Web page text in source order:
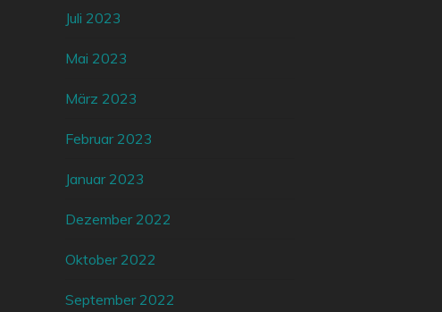
Juli 2023
Mai 2023
März 2023
Februar 2023
Januar 2023
Dezember 2022
Oktober 2022
September 2022